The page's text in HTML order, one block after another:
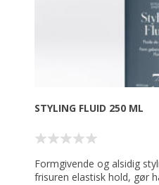
STYLING FLUID 250 ML
Formgivende og alsidig
frisuren elastisk hold, gør